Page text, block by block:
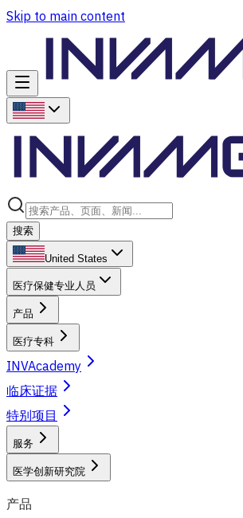
Skip to main content
搜索
United States
医疗保健专业人员
产品
医疗专科
INVAcademy
临床证据
特别项目
服务
医学创新研究院
产品